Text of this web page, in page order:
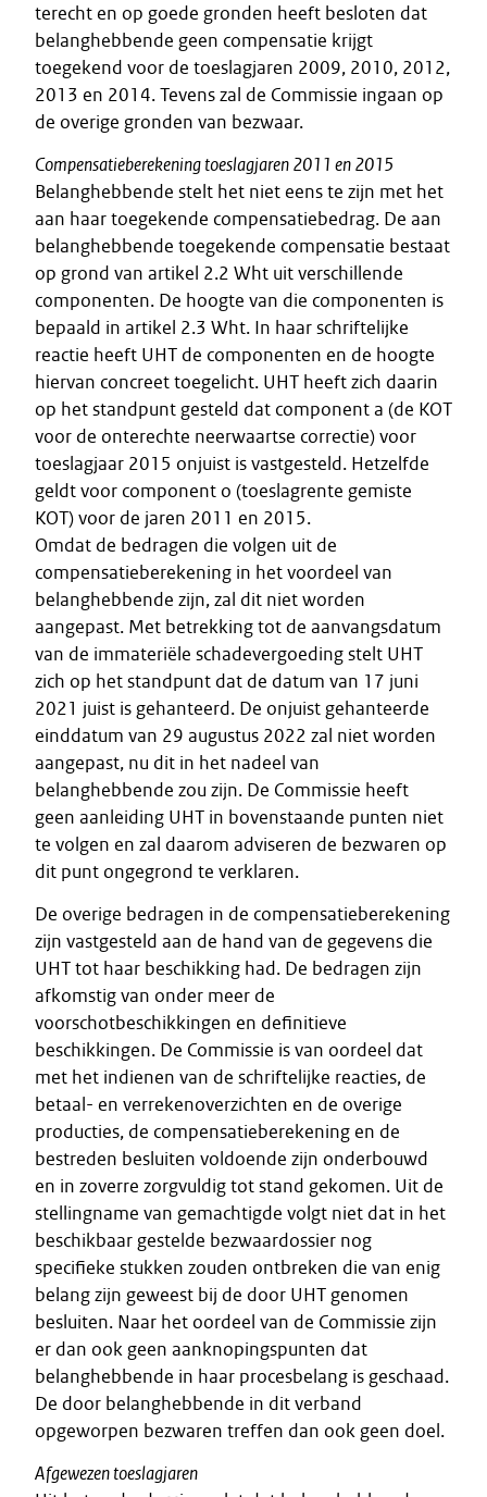
terecht en op goede gronden heeft besloten dat
belanghebbende geen compensatie krijgt
toegekend voor de toeslagjaren 2009, 2010, 2012,
2013 en 2014. Tevens zal de Commissie ingaan op
de overige gronden van bezwaar.
Compensatieberekening toeslagjaren 2011 en 2015
Belanghebbende stelt het niet eens te zijn met het
aan haar toegekende compensatiebedrag. De aan
belanghebbende toegekende compensatie bestaat
op grond van artikel 2.2 Wht uit verschillende
componenten. De hoogte van die componenten is
bepaald in artikel 2.3 Wht. In haar schriftelijke
reactie heeft UHT de componenten en de hoogte
hiervan concreet toegelicht. UHT heeft zich daarin
op het standpunt gesteld dat component a (de KOT
voor de onterechte neerwaartse correctie) voor
toeslagjaar 2015 onjuist is vastgesteld. Hetzelfde
geldt voor component o (toeslagrente gemiste
KOT) voor de jaren 2011 en 2015.
Omdat de bedragen die volgen uit de
compensatieberekening in het voordeel van
belanghebbende zijn, zal dit niet worden
aangepast. Met betrekking tot de aanvangsdatum
van de immateriële schadevergoeding stelt UHT
zich op het standpunt dat de datum van 17 juni
2021 juist is gehanteerd. De onjuist gehanteerde
einddatum van 29 augustus 2022 zal niet worden
aangepast, nu dit in het nadeel van
belanghebbende zou zijn. De Commissie heeft
geen aanleiding UHT in bovenstaande punten niet
te volgen en zal daarom adviseren de bezwaren op
dit punt ongegrond te verklaren.
De overige bedragen in de compensatieberekening
zijn vastgesteld aan de hand van de gegevens die
UHT tot haar beschikking had. De bedragen zijn
afkomstig van onder meer de
voorschotbeschikkingen en definitieve
beschikkingen. De Commissie is van oordeel dat
met het indienen van de schriftelijke reacties, de
betaal- en verrekenoverzichten en de overige
producties, de compensatieberekening en de
bestreden besluiten voldoende zijn onderbouwd
en in zoverre zorgvuldig tot stand gekomen. Uit de
stellingname van gemachtigde volgt niet dat in het
beschikbaar gestelde bezwaardossier nog
specifieke stukken zouden ontbreken die van enig
belang zijn geweest bij de door UHT genomen
besluiten. Naar het oordeel van de Commissie zijn
er dan ook geen aanknopingspunten dat
belanghebbende in haar procesbelang is geschaad.
De door belanghebbende in dit verband
opgeworpen bezwaren treffen dan ook geen doel.
Afgewezen toeslagjaren